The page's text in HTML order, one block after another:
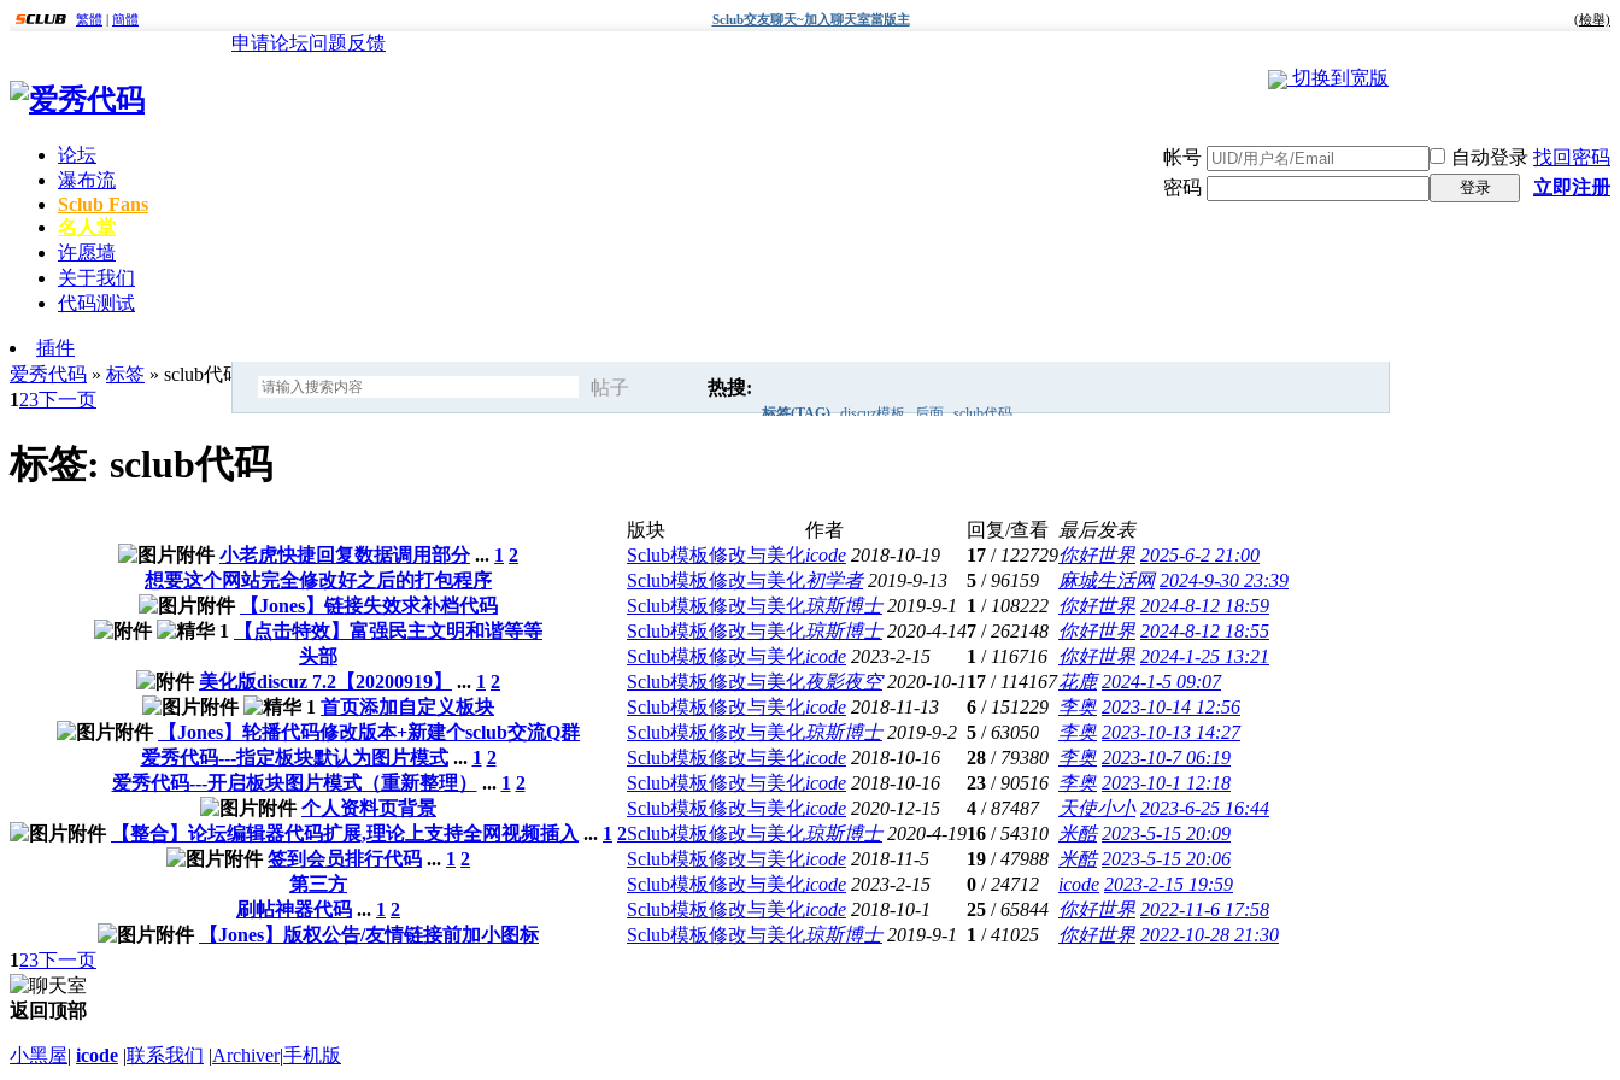
繁體 | 簡體 Sclub交友聊天~加入聊天室當版主 (檢舉)
申请论坛问题反馈
切换到宽版
帐号 自动登录 找回密码
密码
登录 立即注册
论坛
瀑布流
Sclub Fans
名人堂
许愿墙
关于我们
代码测试
插件
帖子
索
热搜:
标签(TAG) discuz模板 后面 sclub代码
爱秀代码 » 标签 » sclub代码
123下一页
标签: sclub代码
版块 作者 回复/查看 最后发表
小老虎快捷回复数据调用部分 ... 1 2 Sclub模板修改与美化icode 2018-10-19 17 / 122729你好世界 2025-6-2 21:00
想要这个网站完全修改好之后的打包程序
Sclub模板修改与美化初学者 2019-9-13 5 /96159 麻城生活网 2024-9-30 23:39
【Jones】链接失效求补档代码
Sclub模板修改与美化琼斯博士 2019-9-1 1 / 108222 你好世界 2024-8-12 18:59
【点击特效】富强民主文明和谐等等
Sclub模板修改与美化琼斯博士 2020-4-147 /262148 你好世界 2024-8-12 18:55
头部
Sclub模板修改与美化icode 2023-2-15 1 / 116716 你好世界 2024-1-25 13:21
美化版discuz 7.2【20200919】
... 1 2 Sclub模板修改与美化夜影夜空 2020-10-117 / 114167花鹿 2024-1-5 09:07
首页添加自定义板块
Sclub模板修改与美化icode 2018-11-13 6 / 151229 李奥 2023-10-14 12:56
【Jones】轮播代码修改版本+新建个sclub交流Q群
Sclub模板修改与美化琼斯博士 2019-9-2 5 /63050 李奥 2023-10-13 14:27
爱秀代码---指定板块默认为图片模式 ... 1 2 Sclub模板修改与美化icode 2018-10-16 28 / 79380 李奥 2023-10-7 06:19
爱秀代码---开启板块图片模式（重新整理）
... 1 2 Sclub模板修改与美化icode 2018-10-16 23 /90516 李奥 2023-10-1 12:18
个人资料页背景
Sclub模板修改与美化icode 2020-12-15 4 /87487 天使小小 2023-6-25 16:44
【整合】论坛编辑器代码扩展,理论上支持全网视频插入 ... 1 2Sclub模板修改与美化琼斯博士 2020-4-1916 /54310 米酷 2023-5-15 20:09
签到会员排行代码 ... 1 2 Sclub模板修改与美化icode 2018-11-5 19 /47988 米酷 2023-5-15 20:06
第三方
Sclub模板修改与美化icode 2023-2-15 0 /24712 icode 2023-2-15 19:59
刷帖神器代码 ... 1 2 Sclub模板修改与美化icode 2018-10-1 25 /65844 你好世界 2022-11-6 17:58
【Jones】版权公告/友情链接前加小图标
Sclub模板修改与美化琼斯博士 2019-9-1 1 /41025 你好世界 2022-10-28 21:30
123下一页
返回顶部
小黑屋| icode |联系我们 |Archiver|手机版